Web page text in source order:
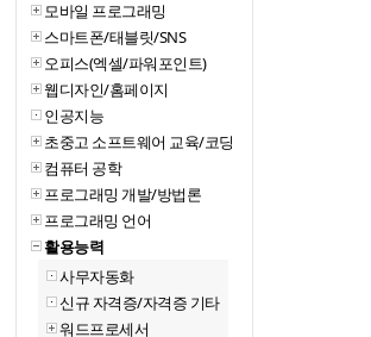
모바일 프로그래밍
스마트폰/태블릿/SNS
오피스(엑셀/파워포인트)
웹디자인/홈페이지
인공지능
초중고 소프트웨어 교육/코딩
컴퓨터 공학
프로그래밍 개발/방법론
프로그래밍 언어
활용능력
사무자동화
신규 자격증/자격증 기타
워드프로세서